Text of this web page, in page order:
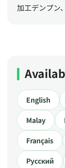
加工デンプン
English
Malay
Français
Русский